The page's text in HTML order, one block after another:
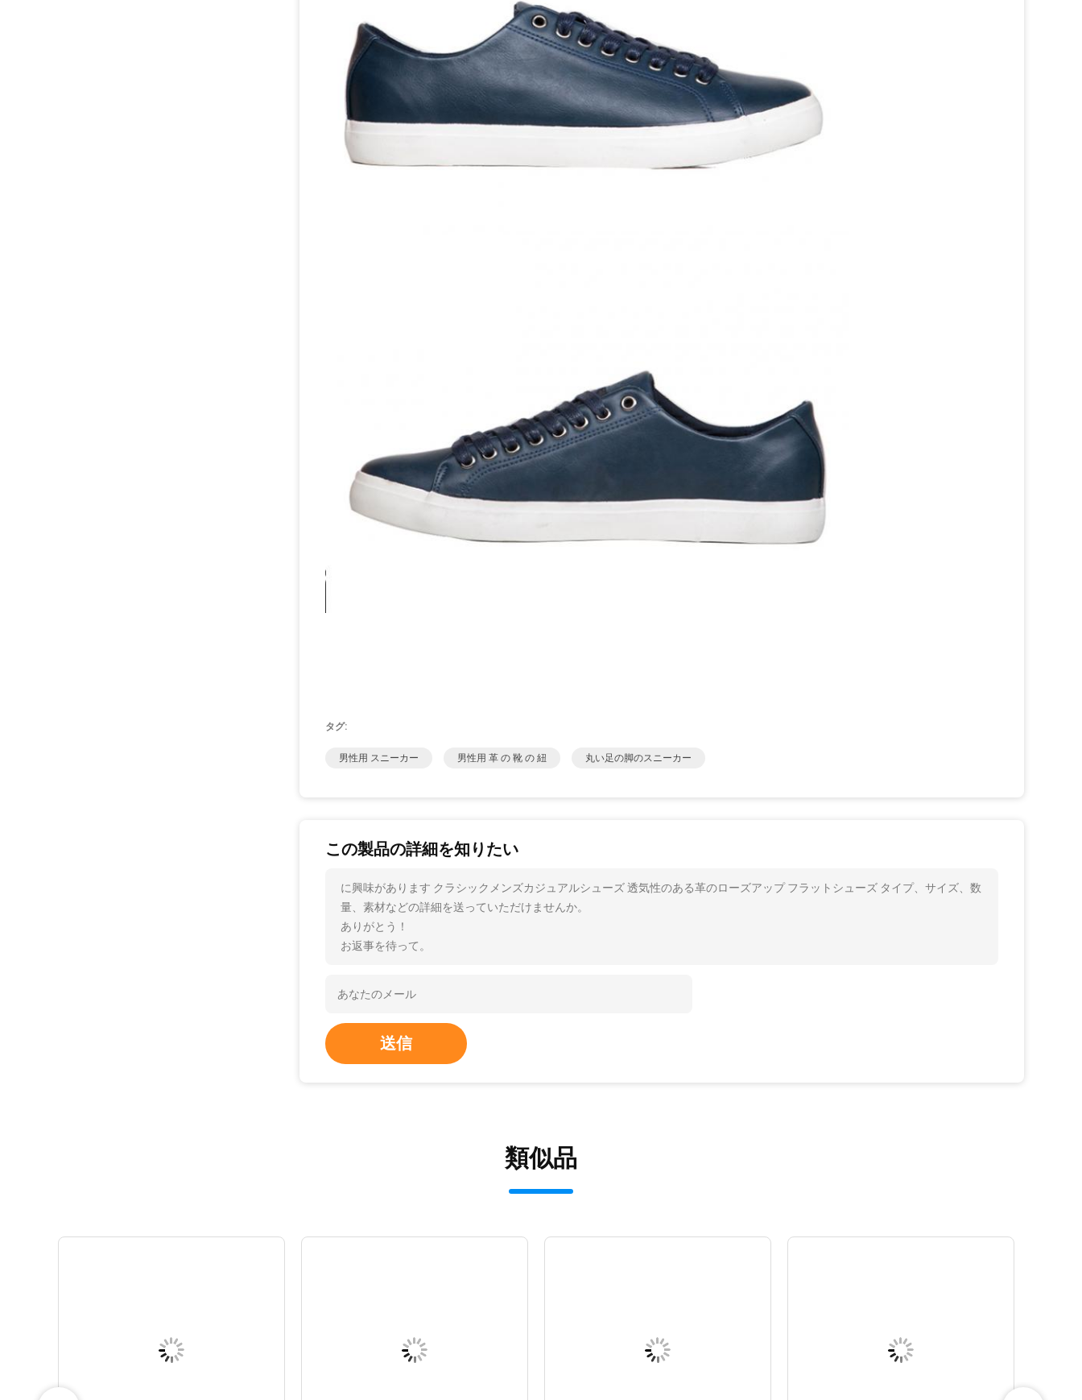
タグ:
男性用 スニーカー 男性用 革 の 靴 の 紐 丸い足の脚のスニーカー
この製品の詳細を知りたい
に興味があります クラシックメンズカジュアルシューズ 透気性のある革のローズアップ フラットシューズ タイプ、サイズ、数
量、素材などの詳細を送っていただけませんか。
ありがとう！
お返事を待って。
送信
類似品